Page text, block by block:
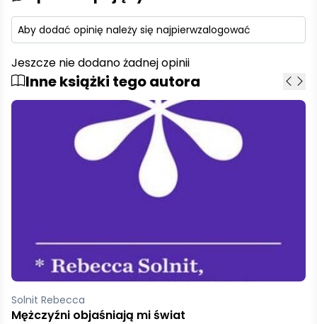
Aby dodać opinię należy się najpierwzalogować
Jeszcze nie dodano żadnej opinii
Inne książki tego autora
Solnit Rebecca
Mężczyźni objaśniają mi świat